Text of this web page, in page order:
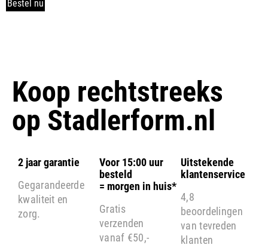
Koop rechtstreeks
op Stadlerform.nl
2 jaar garantie
Gegarandeerde
kwaliteit en
zorg.
Voor 15:00 uur
besteld
= morgen in huis*
Gratis
verzenden
vanaf €50,-
Uitstekende
klantenservice
4,8
beoordelingen
van tevreden
klanten